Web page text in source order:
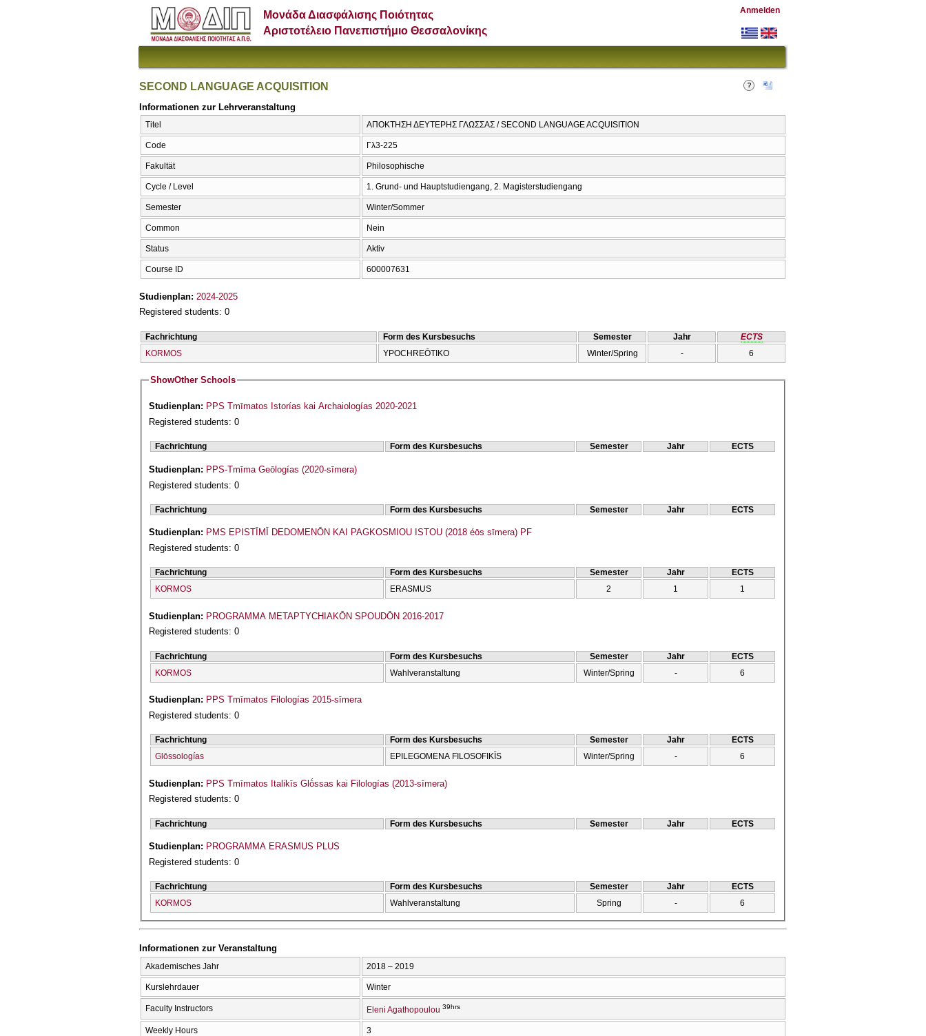
Μονάδα Διασφάλισης Ποιότητας
Αριστοτέλειο Πανεπιστήμιο Θεσσαλονίκης
Anmelden
SECOND LANGUAGE ACQUISITION
Informationen zur Lehrveranstaltung
Titel ΑΠΟΚΤΗΣΗ ΔΕΥΤΕΡΗΣ ΓΛΩΣΣΑΣ / SECOND LANGUAGE ACQUISITION
Code Γλ3-225
Fakultät Philosophische
Cycle / Level 1. Grund- und Hauptstudiengang, 2. Magisterstudiengang
Semester Winter/Sommer
Common Nein
Status Aktiv
Course ID 600007631
Studienplan: 2024-2025
Registered students: 0
Fachrichtung Form des Kursbesuchs Semester Jahr
ECTS
KORMOS
YPOCΗREŌTIKO Winter/Spring - 6
ShowOther Schools
Studienplan: PPS Tmīmatos Istorías kai Archaiologías 2020-2021
Registered students: 0
Fachrichtung Form des Kursbesuchs Semester Jahr ECTS
Studienplan: PPS-Tmīma Geōlogías (2020-sīmera)
Registered students: 0
Fachrichtung Form des Kursbesuchs Semester Jahr ECTS
Studienplan: PMS EPISTĪMĪ DEDOMENŌN KAI PAGKOSMIOU ISTOU (2018 éōs sīmera) PF
Registered students: 0
Fachrichtung Form des Kursbesuchs Semester Jahr
ECTS
KORMOS
ERASMUS 2 1 1
Studienplan: PROGRAMMA METAPTYCΗIAKŌN SPOUDŌN 2016-2017
Registered students: 0
Fachrichtung Form des Kursbesuchs Semester Jahr
ECTS
KORMOS
Wahlveranstaltung Winter/Spring - 6
Studienplan: PPS Tmīmatos Filologías 2015-sīmera
Registered students: 0
Fachrichtung Form des Kursbesuchs Semester Jahr
ECTS
Glōssologías
EPILEGOMENA FILOSOFIKĪS Winter/Spring - 6
Studienplan: PPS Tmīmatos Italikīs Glṓssas kai Filologías (2013-sīmera)
Registered students: 0
Fachrichtung Form des Kursbesuchs Semester Jahr ECTS
Studienplan: PROGRAMMA ERASMUS PLUS
Registered students: 0
Fachrichtung Form des Kursbesuchs Semester Jahr
ECTS
KORMOS
Wahlveranstaltung Spring - 6
Informationen zur Veranstaltung
Akademisches Jahr 2018 – 2019
Kurslehrdauer Winter
Faculty Instructors Eleni Agathopoulou 39hrs
Weekly Hours 3